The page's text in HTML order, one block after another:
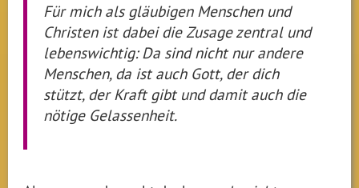
Für mich als gläubigen Menschen und
Christen ist dabei die Zusage zentral und
lebenswichtig: Da sind nicht nur andere
Menschen, da ist auch Gott, der dich
stützt, der Kraft gibt und damit auch die
nötige Gelassenheit.